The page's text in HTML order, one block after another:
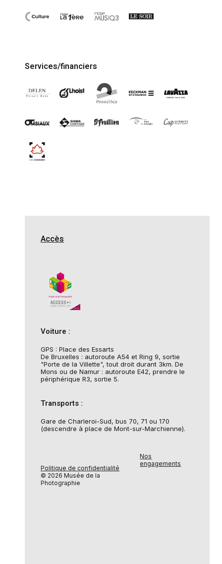
Services/financiers
Accès
Voiture :
GPS : Place des Essarts
De Bruxelles : autoroute A54 et Ring 9, sortie
"Porte de la Villette", tout droit durant 3km. De
Mons ou de Namur : autoroute E42, prendre le
périphérique R3, sortie 5.
Transports :
Gare de Charleroi-Sud, bus 70, 71 ou 170
(descendre à place de Mont-sur-Marchienne).
Politique de confidentialité
© 2026 Musée de la
Photographie
Nos
engagements